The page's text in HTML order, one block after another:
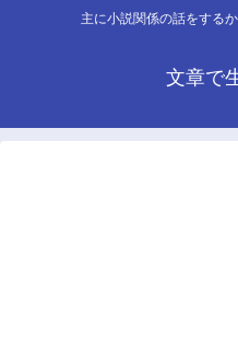
主に小説関係の話をする
文章で